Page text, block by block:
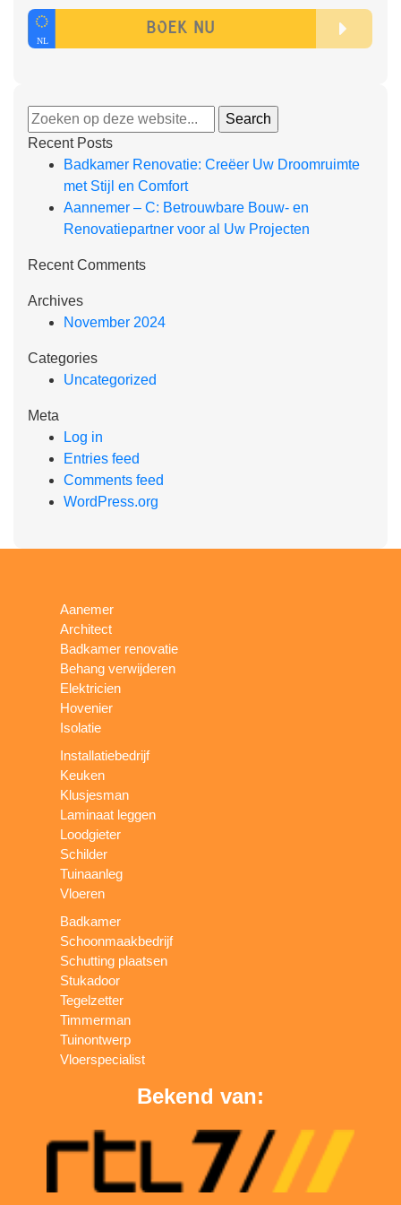
Recent Posts
Badkamer Renovatie: Creëer Uw Droomruimte
met Stijl en Comfort
Aannemer – C: Betrouwbare Bouw- en
Renovatiepartner voor al Uw Projecten
Recent Comments
Archives
November 2024
Categories
Uncategorized
Meta
Log in
Entries feed
Comments feed
WordPress.org
Aanemer
Architect
Badkamer renovatie
Behang verwijderen
Elektricien
Hovenier
Isolatie
Installatiebedrijf
Keuken
Klusjesman
Laminaat leggen
Loodgieter
Schilder
Tuinaanleg
Vloeren
Badkamer
Schoonmaakbedrijf
Schutting plaatsen
Stukadoor
Tegelzetter
Timmerman
Tuinontwerp
Vloerspecialist
Bekend van: